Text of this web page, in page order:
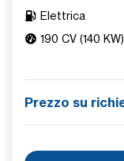
Elettrica
190 CV (140 KW)
Prezzo su